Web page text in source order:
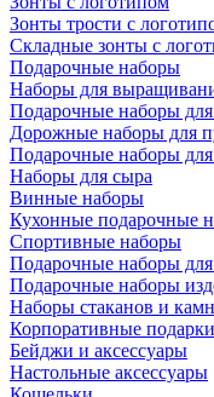
Зонты трости с
Складные зонты с
Подарочные наборы
Наборы для
Подарочные наборы
Дорожные наборы для
Подарочные наборы
Наборы для сыра
Винные наборы
Кухонные подарочные
Спортивные наборы
Подарочные наборы для
Подарочные наборы
Наборы стаканов и
Корпоративные подарки
Бейджи и аксессуары
Настольные аксессуары